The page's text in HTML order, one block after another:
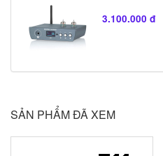
3.100.000 đ
SẢN PHẨM ĐÃ XEM